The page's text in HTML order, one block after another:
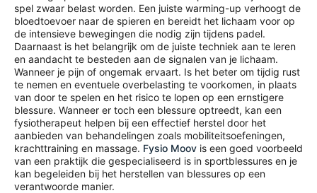
spel zwaar belast worden. Een juiste warming-up verhoogt de
bloedtoevoer naar de spieren en bereidt het lichaam voor op
de intensieve bewegingen die nodig zijn tijdens padel.
Daarnaast is het belangrijk om de juiste techniek aan te leren
en aandacht te besteden aan de signalen van je lichaam.
Wanneer je pijn of ongemak ervaart. Is het beter om tijdig rust
te nemen en eventuele overbelasting te voorkomen, in plaats
van door te spelen en het risico te lopen op een ernstigere
blessure. Wanneer er toch een blessure optreedt, kan een
fysiotherapeut helpen bij een effectief herstel door het
aanbieden van behandelingen zoals mobiliteitsoefeningen,
krachttraining en massage. Fysio Moov is een goed voorbeeld
van een praktijk die gespecialiseerd is in sportblessures en je
kan begeleiden bij het herstellen van blessures op een
verantwoorde manier.